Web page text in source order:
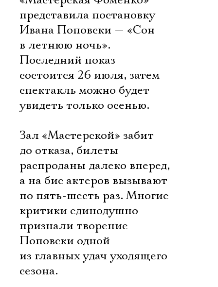
представила постановку
Ивана Поповски — «Сон
в летнюю ночь».
Последний показ
состоится 26 июля, затем
спектакль можно будет
увидеть только осенью.
Зал «Мастерской» забит
до отказа, билеты
распроданы далеко вперед,
а на бис актеров вызывают
по пять-шесть раз. Многие
критики единодушно
признали творение
Поповски одной
из главных удач уходящего
сезона.